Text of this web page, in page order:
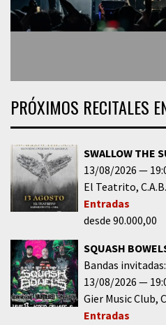
PRÓXIMOS RECITALES
SWALLOW THE
13/08/2026
El Teatrito
Entradas
desde 90.000,00
SQUASH
Bandas
13/08/2026
Gier Music Club
Entradas